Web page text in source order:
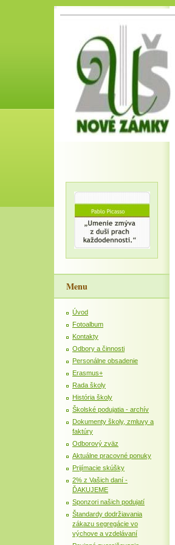
Menu
Úvod
Fotoalbum
Kontakty
Odbory a činnosti
Personálne obsadenie
Erasmus+
Rada školy
História školy
Školské podujatia - archív
Dokumenty školy, zmluvy a
faktúry
Odborový zväz
Aktuálne pracovné ponuky
Prijímacie skúšky
2% z Vašich daní -
ĎAKUJEME
Sponzori našich podujatí
Štandardy dodržiavania
zákazu segregácie vo
výchove a vzdelávaní